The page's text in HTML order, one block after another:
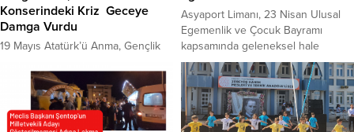
Konserindeki Kriz Geceye
Damga Vurdu
19 Mayıs Atatürk’ü Anma, Gençlik
Tekirdağ Büyükşehir Belediyesi
tarafından organize edilen ve iki
gün sürecek olan Tek Genç Fest’in
ilk günü birbirinden hareketli
Asyaport Limanı, 23 Nisan Ulusal
Egemenlik ve Çocuk Bayramı
kapsamında geleneksel hale
getirdiği 23 Nisan etkinliklerinin bu
yıl yedincisini gerçekleştirdi.
Dünyanın sayılı limanları arasında
gösterilen Asyaport Limanı,
çalışanların çocukları ve bölgedeki